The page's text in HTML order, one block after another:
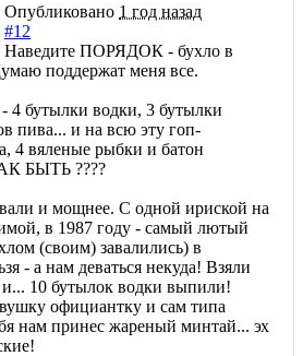
Опубликовано 1 год назад
#12
Наведите ПОРЯДОК - бухло в
поддержат меня все.
4 бутылки водки, 3 бутылки
пива... и на всю эту гоп-
4 вяленые рыбки и батон
БЫТЬ ????
и мощнее. С одной ириской на
в 1987 году - самый лютый
(своим) завалились) в
- а нам деваться некуда! Взяли
10 бутылок водки выпили!
официантку и сам типа
нам принес жареный минтай... эх